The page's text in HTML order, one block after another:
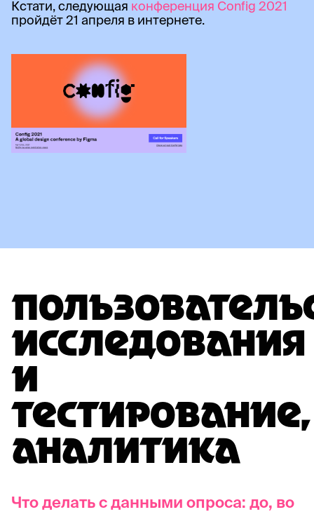
ИССЛЕДОВАНИЯ
И
ТЕСТИРОВАНИЕ,
АНАЛИТИКА
Что делать с данными опроса: до, во
Кстати, следующая конференция Config 2021
пройдёт 21 апреля в интернете.